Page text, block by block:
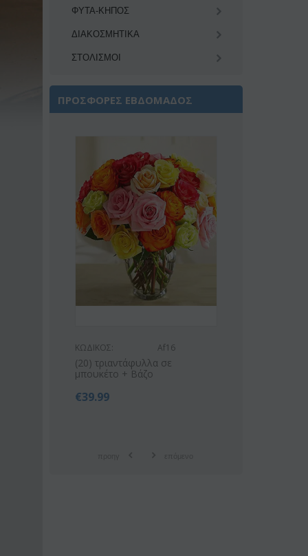
ΦΥΤΑ-ΚΗΠΟΣ
ΔΙΑΚΟΣΜΗΤΙΚA
ΣΤΟΛΙΣΜΟΙ
ΠΡΟΣΦΟΡΕΣ ΕΒΔΟΜΑΔΟΣ
Af16
τριαντάφυλλα σε
+ Βάζο
ΚΩΔΙΚΟΣ:
Ροζ ή λευκό μπουκέτο με